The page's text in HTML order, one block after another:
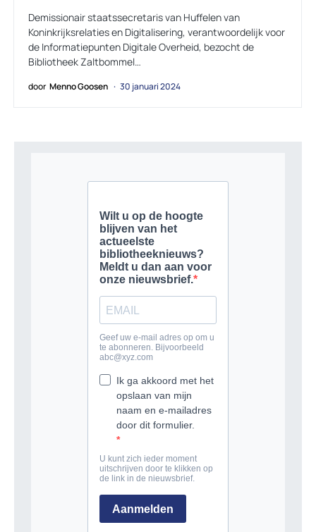
Demissionair staatssecretaris van Huffelen van
Koninkrijksrelaties en Digitalisering, verantwoordelijk voor
de Informatiepunten Digitale Overheid, bezocht de
Bibliotheek Zaltbommel…
door Menno Goosen 30 januari 2024